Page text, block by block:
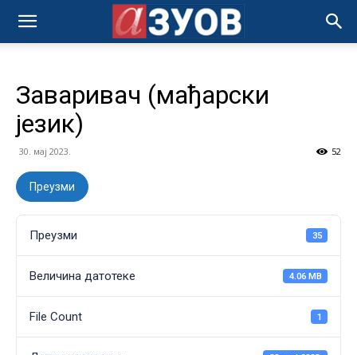
Заваривач (мађарски
језик)
30. мај 2023. 52
Преузми
Преузми 35
Величина датотеке 4.06 MB
File Count 1